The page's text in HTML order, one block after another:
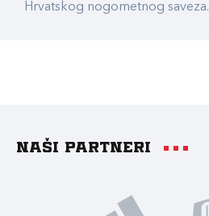
Hrvatskog nogometnog saveza.
Naši partneri